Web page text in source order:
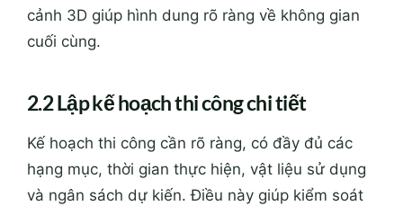
cảnh 3D giúp hình dung rõ ràng về không gian
cuối cùng.
2.2 Lập kế hoạch thi công chi tiết
Kế hoạch thi công cần rõ ràng, có đầy đủ các
hạng mục, thời gian thực hiện, vật liệu sử dụng
và ngân sách dự kiến. Điều này giúp kiểm soát